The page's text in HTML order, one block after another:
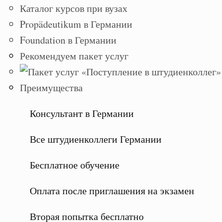
Каталог курсов при вузах
Propädeutikum в Германии
Foundation в Германии
Рекомендуем пакет услуг
Преимущества
Консультант в Германии
Все штудиенколлеги Германии
Бесплатное обучение
Оплата после приглашения на экзамен
Вторая попытка бесплатно